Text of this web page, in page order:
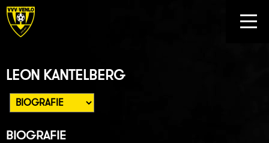
LEON KANTELBERG
BIOGRAFIE